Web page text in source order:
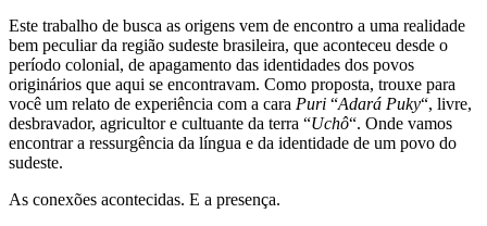
Este trabalho de busca as origens vem de encontro a uma realidade
bem peculiar da região sudeste brasileira, que aconteceu desde o
período colonial, de apagamento das identidades dos povos
originários que aqui se encontravam. Como proposta, trouxe para
você um relato de experiência com a cara Puri “Adará Puky“, livre,
desbravador, agricultor e cultuante da terra “Uchô“. Onde vamos
encontrar a ressurgência da língua e da identidade de um povo do
sudeste.
As conexões acontecidas. E a presença.